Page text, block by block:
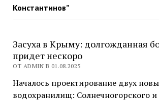
Константинов”
Засуха в Крыму: долгожданная
придет нескоро
ОТ ADMIN В 01.08.2025
Началось проектирование двух
водохранилищ: Солнечногорского и